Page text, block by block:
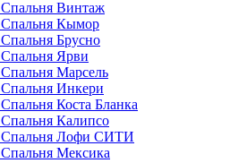
Спальня Винтаж
Спальня Кымор
Спальня Брусно
Спальня Ярви
Спальня Марсель
Спальня Инкери
Спальня Коста Бланка
Спальня Калипсо
Спальня Лофи СИТИ
Спальня Мексика